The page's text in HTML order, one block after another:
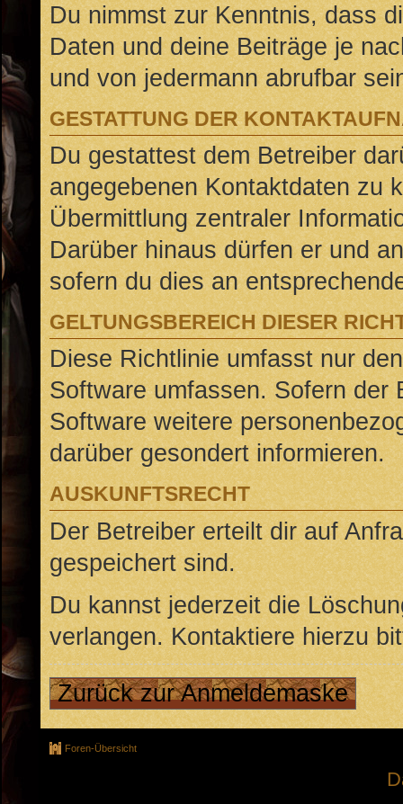
Du nimmst zur Kenntnis, dass
Daten und deine Beiträge je
und von jedermann abrufbar
GESTATTUNG DER
Du gestattest dem Betreiber
angegebenen Kontaktdaten zu
Übermittlung zentraler
Darüber hinaus dürfen er und
sofern du dies an
GELTUNGSBEREICH DIESER
Diese Richtlinie umfasst nur
Software umfassen. Sofern der
Software weitere
darüber gesondert informieren.
AUSKUNFTSRECHT
Der Betreiber erteilt dir auf
gespeichert sind.
Du kannst jederzeit die
verlangen. Kontaktiere hierzu
Zurück zur Anmeldemaske
Foren-Übersicht